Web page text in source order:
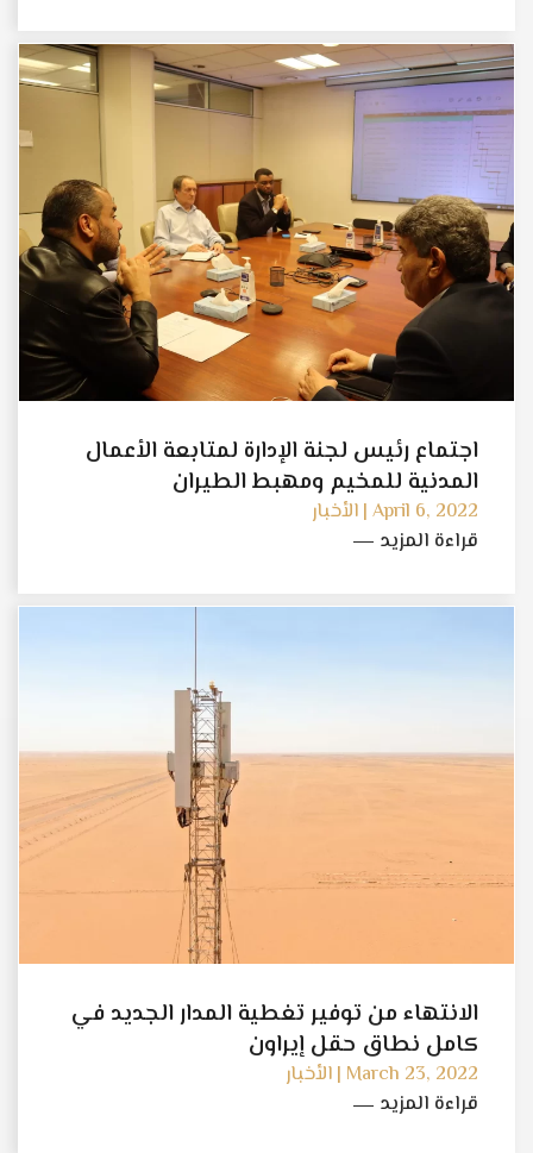
اجتماع رئيس لجنة الإدارة لمتابعة الأعمال
المدنية للمخيم ومهبط الطيران
April 6, 2022 | الأخبار
قراءة المزيد
الانتهاء من توفير تغطية المدار الجديد في
كامل نطاق حقل إيراون
March 23, 2022 | الأخبار
قراءة المزيد